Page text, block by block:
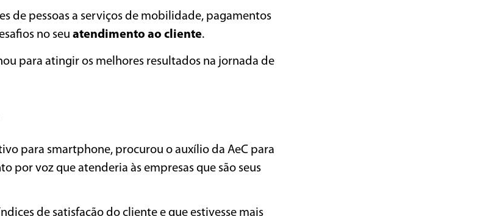
de pessoas a serviços de mobilidade, pagamentos
no seuatendimento ao cliente.
para atingir os melhores resultados na jornada de
para smartphone, procurou o auxílio da AeC para
por voz que atenderia às empresas que são seus
de satisfação do cliente e que estivesse mais